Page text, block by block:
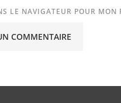
LE NAVIGATEUR POUR MON